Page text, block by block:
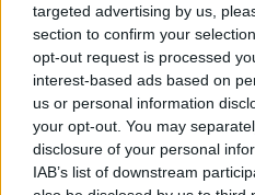
targeted advertising by us,
section to confirm your
opt-out request is processed
interest-based ads based on
us or personal information
your opt-out. You may
disclosure of your personal
IAB’s list of downstream
Aktuális